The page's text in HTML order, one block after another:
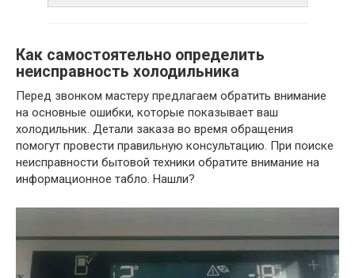
Как самостоятельно определить
неисправность холодильника
Перед звонком мастеру предлагаем обратить внимание
на основные ошибки, которые показывает ваш
холодильник. Детали заказа во время обращения
помогут провести правильную консультацию. При поиске
неисправности бытовой техники обратите внимание на
информационное табло. Нашли?